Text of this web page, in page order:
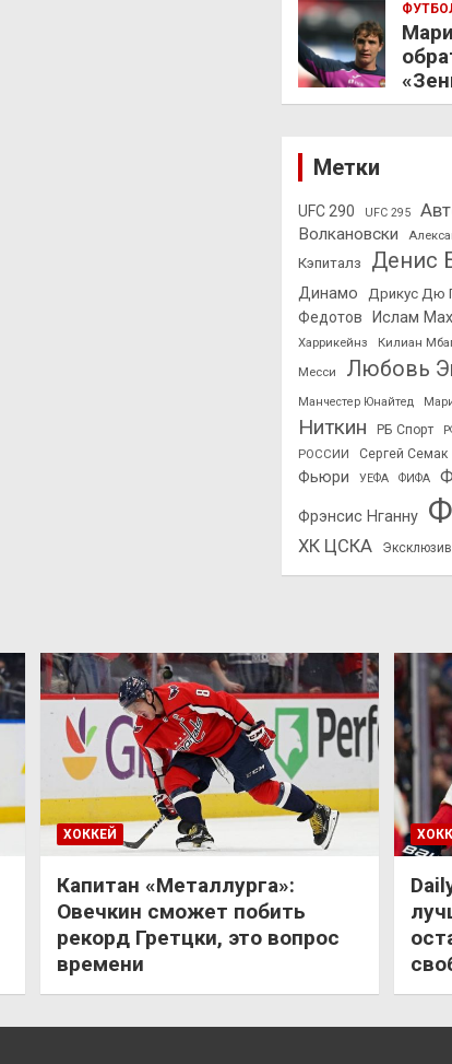
Метки
UFC 290 UFC 295
Волкановски
Кэпиталз
Денис
Динамо Дрикус Дю
Федотов
Ислам
Харрикейнз
Килиан
Месси
Любовь
Манчестер Юнайтед
Ниткин
РБ Спорт
РОССИИ
Сергей Семак
Фьюри
УЕФА ФИФА
Фрэнсис Нганну
ХК ЦСКА Эксклюзив
ХОККЕЙ
Капитан «Металлурга»:
Овечкин сможет побить
рекорд Гретцки, это вопрос
времени